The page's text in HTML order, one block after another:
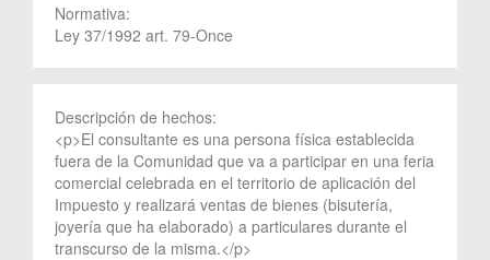
Normativa:
Ley 37/1992 art. 79-Once
Descripción de hechos:
<p>El consultante es una persona física establecida
fuera de la Comunidad que va a participar en una feria
comercial celebrada en el territorio de aplicación del
Impuesto y realizará ventas de bienes (bisutería,
joyería que ha elaborado) a particulares durante el
transcurso de la misma.</p>